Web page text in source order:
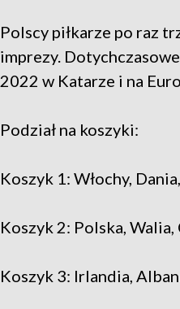
Polscy piłkarze po raz
imprezy.
2022 w Katarze i na
Podział na koszyki:
Koszyk 1: Włochy,
Koszyk 2: Polska, Walia,
Koszyk 3: Irlandia,